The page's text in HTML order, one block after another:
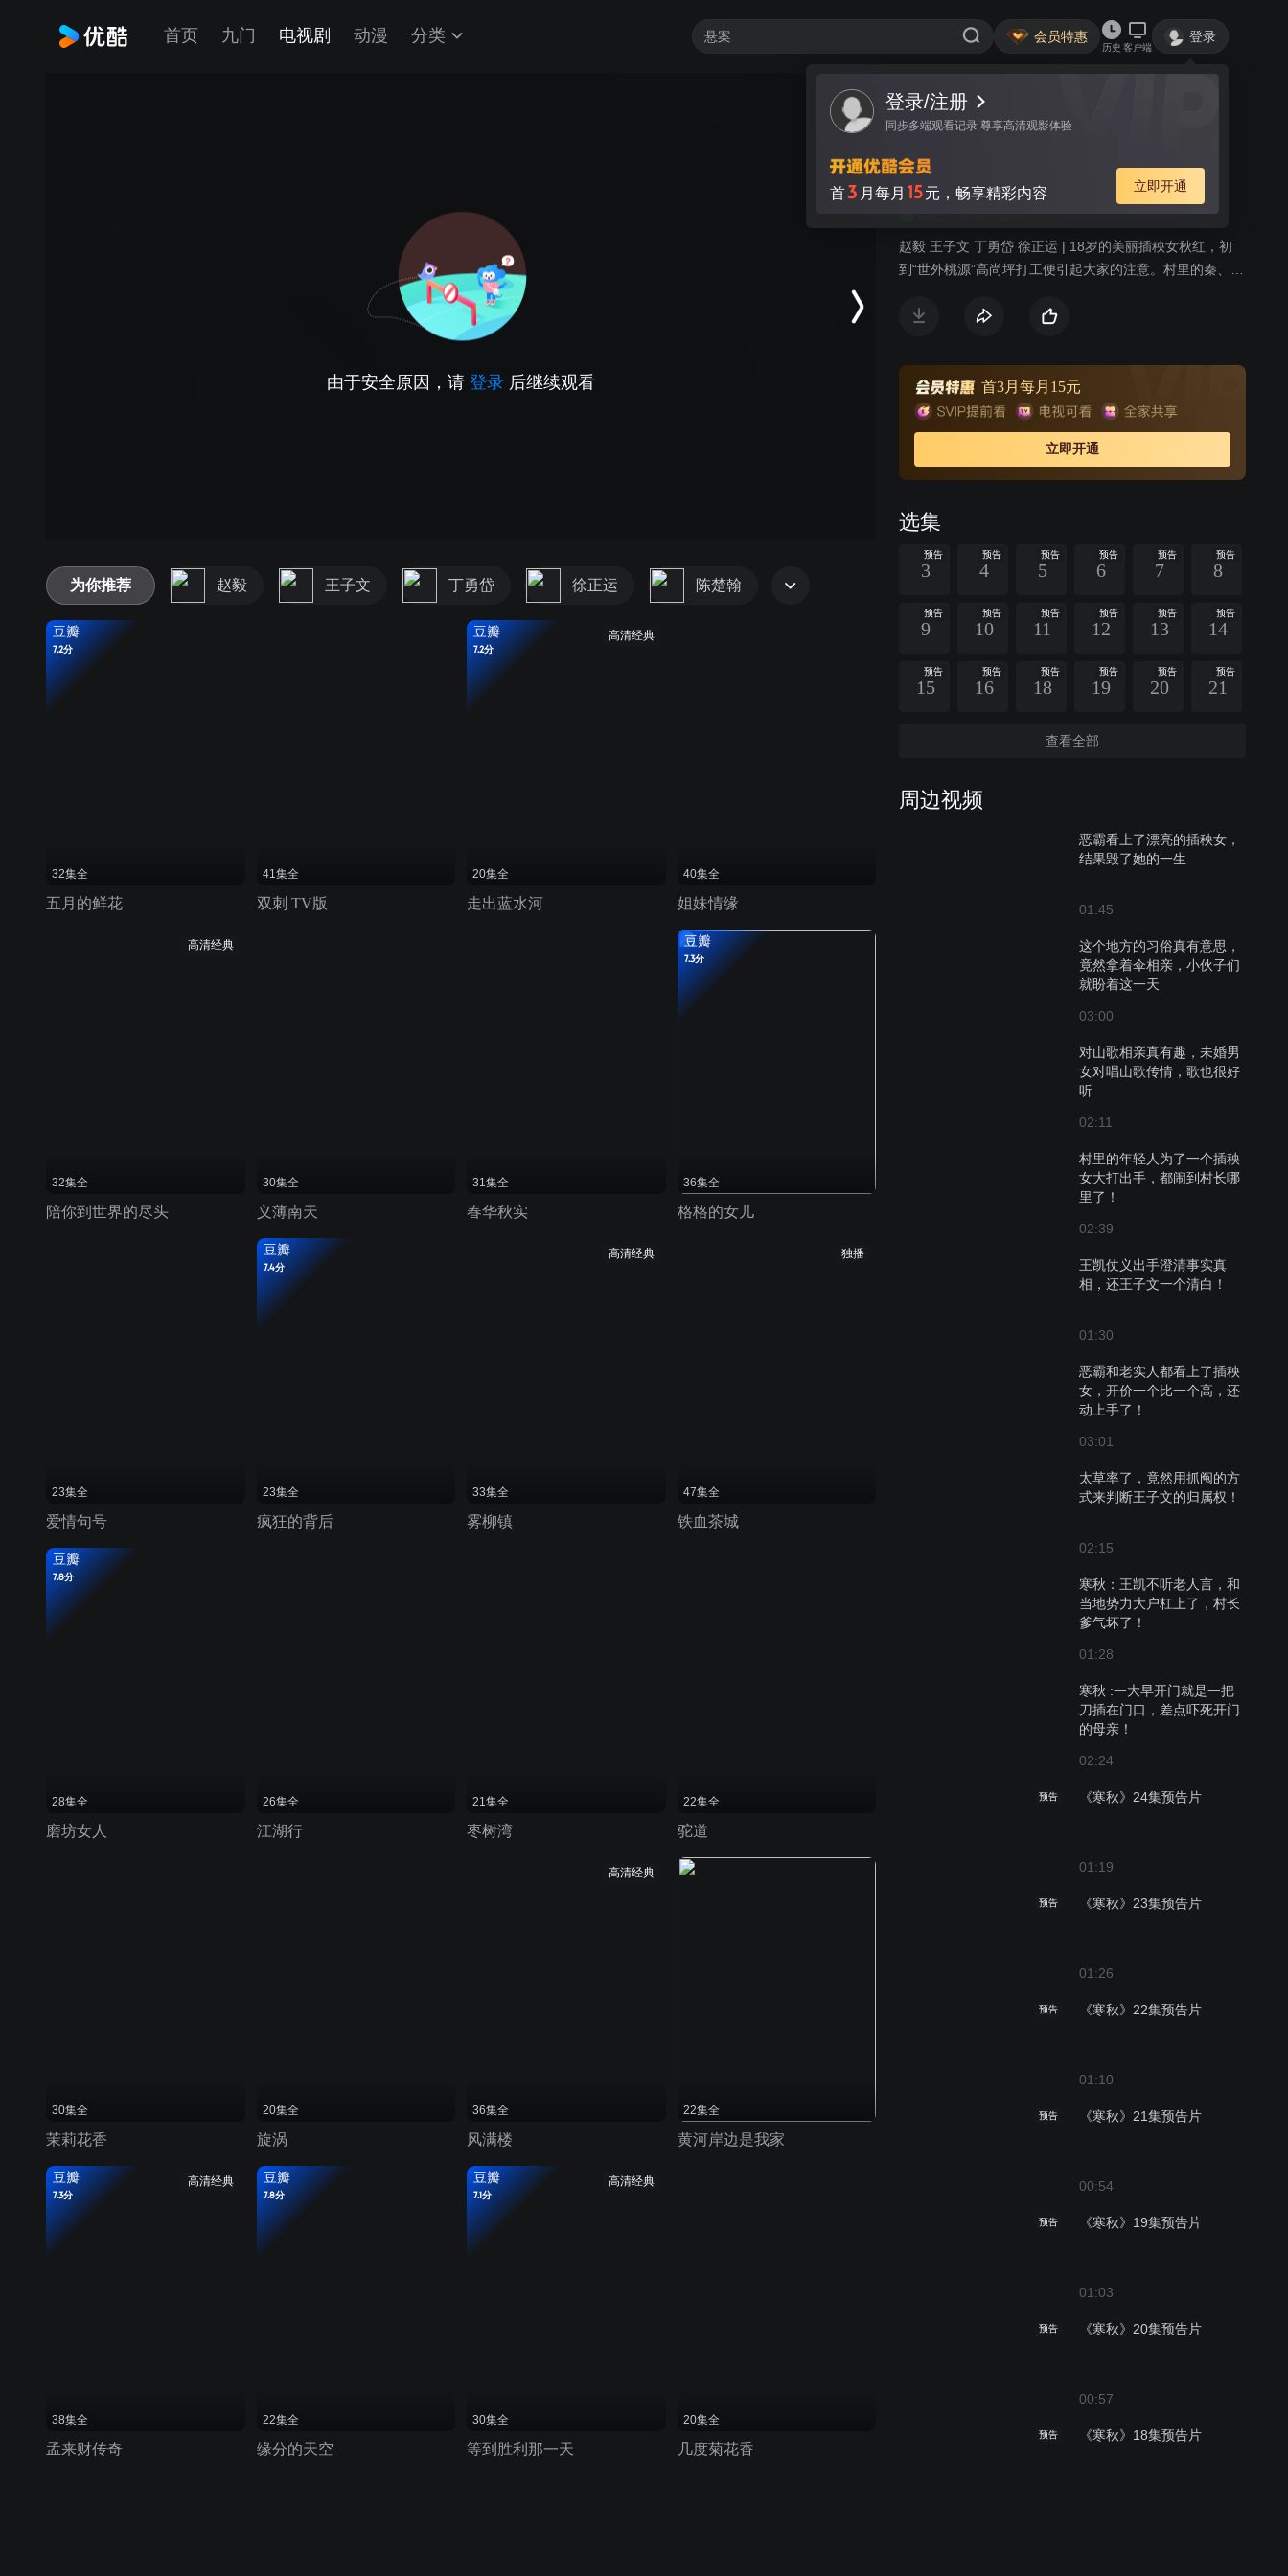
首页 九门 电视剧 动漫 分类 会员特惠
历史 客户端
登录
登录/注册
同步多端观看记录 尊享高清观影体验
首3 月每月 15元，畅享精彩内容 立即开通
由于安全原因，请 登录 后继续观看
视频 讨论
寒秋
战争
赵毅 王子文 丁勇岱 徐正运 | 18岁的美丽插秧女秋红，初
到“世外桃源”高尚坪打工便引起大家的注意。村里的秦、
纷争愈演愈烈。日本鬼子进村后，在国仇家恨面前，三大
子的三大家族却又开始了新的争斗。
首3月每月15元
立即开通
选集
预告
3
预告
4
预告
5
预告
6
预告
7
预告
8
预告
9
预告
10
预告
11
预告
12
预告
13
预告
14
预告
15
预告
16
预告
18
预告
19
预告
20
预告
21
查看全部
周边视频
恶霸看上了漂亮的插秧女，
结果毁了她的一生
01:45
这个地方的习俗真有意思，
竟然拿着伞相亲，小伙子们
就盼着这一天
03:00
对山歌相亲真有趣，未婚男
女对唱山歌传情，歌也很好
听
02:11
村里的年轻人为了一个插秧
女大打出手，都闹到村长哪
里了！
02:39
王凯仗义出手澄清事实真
相，还王子文一个清白！
01:30
恶霸和老实人都看上了插秧
女，开价一个比一个高，还
动上手了！
03:01
太草率了，竟然用抓阄的方
式来判断王子文的归属权！
02:15
寒秋：王凯不听老人言，和
当地势力大户杠上了，村长
爹气坏了！
01:28
寒秋 :一大早开门就是一把
刀插在门口，差点吓死开门
的母亲！
02:24
预告 《寒秋》24集预告片
01:19
预告 《寒秋》23集预告片
01:26
预告 《寒秋》22集预告片
01:10
预告 《寒秋》21集预告片
00:54
预告 《寒秋》19集预告片
01:03
预告 《寒秋》20集预告片
00:57
预告 《寒秋》18集预告片
为你推荐 赵毅 王子文 丁勇岱 徐正运 陈楚翰
豆瓣
7.2分
32集全
五月的鲜花
41集全
双刺 TV版
高清经典
豆瓣
7.2分
20集全
走出蓝水河
40集全
姐妹情缘
高清经典
32集全
陪你到世界的尽头
30集全
义薄南天
31集全
春华秋实
豆瓣
7.3分
36集全
格格的女儿
23集全
爱情句号
豆瓣
7.4分
23集全
疯狂的背后
高清经典
33集全
雾柳镇
独播
47集全
铁血茶城
豆瓣
7.8分
28集全
磨坊女人
26集全
江湖行
21集全
枣树湾
22集全
驼道
30集全
茉莉花香
20集全
旋涡
高清经典
36集全
风满楼
22集全
黄河岸边是我家
高清经典
豆瓣
7.3分
38集全
孟来财传奇
豆瓣
7.8分
22集全
缘分的天空
高清经典
豆瓣
7.1分
30集全
等到胜利那一天
20集全
几度菊花香